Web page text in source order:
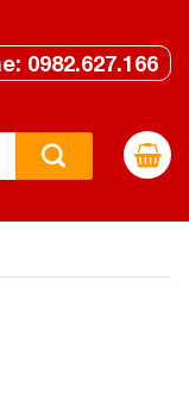
0982.627.166